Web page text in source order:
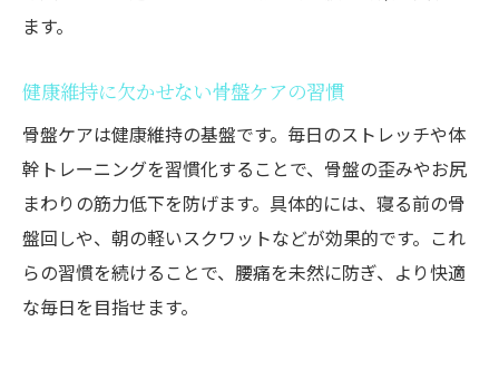
ます。
健康維持に欠かせない骨盤ケアの習慣
骨盤ケアは健康維持の基盤です。毎日のストレッチや体
幹トレーニングを習慣化することで、骨盤の歪みやお尻
まわりの筋力低下を防げます。具体的には、寝る前の骨
盤回しや、朝の軽いスクワットなどが効果的です。これ
らの習慣を続けることで、腰痛を未然に防ぎ、より快適
な毎日を目指せます。